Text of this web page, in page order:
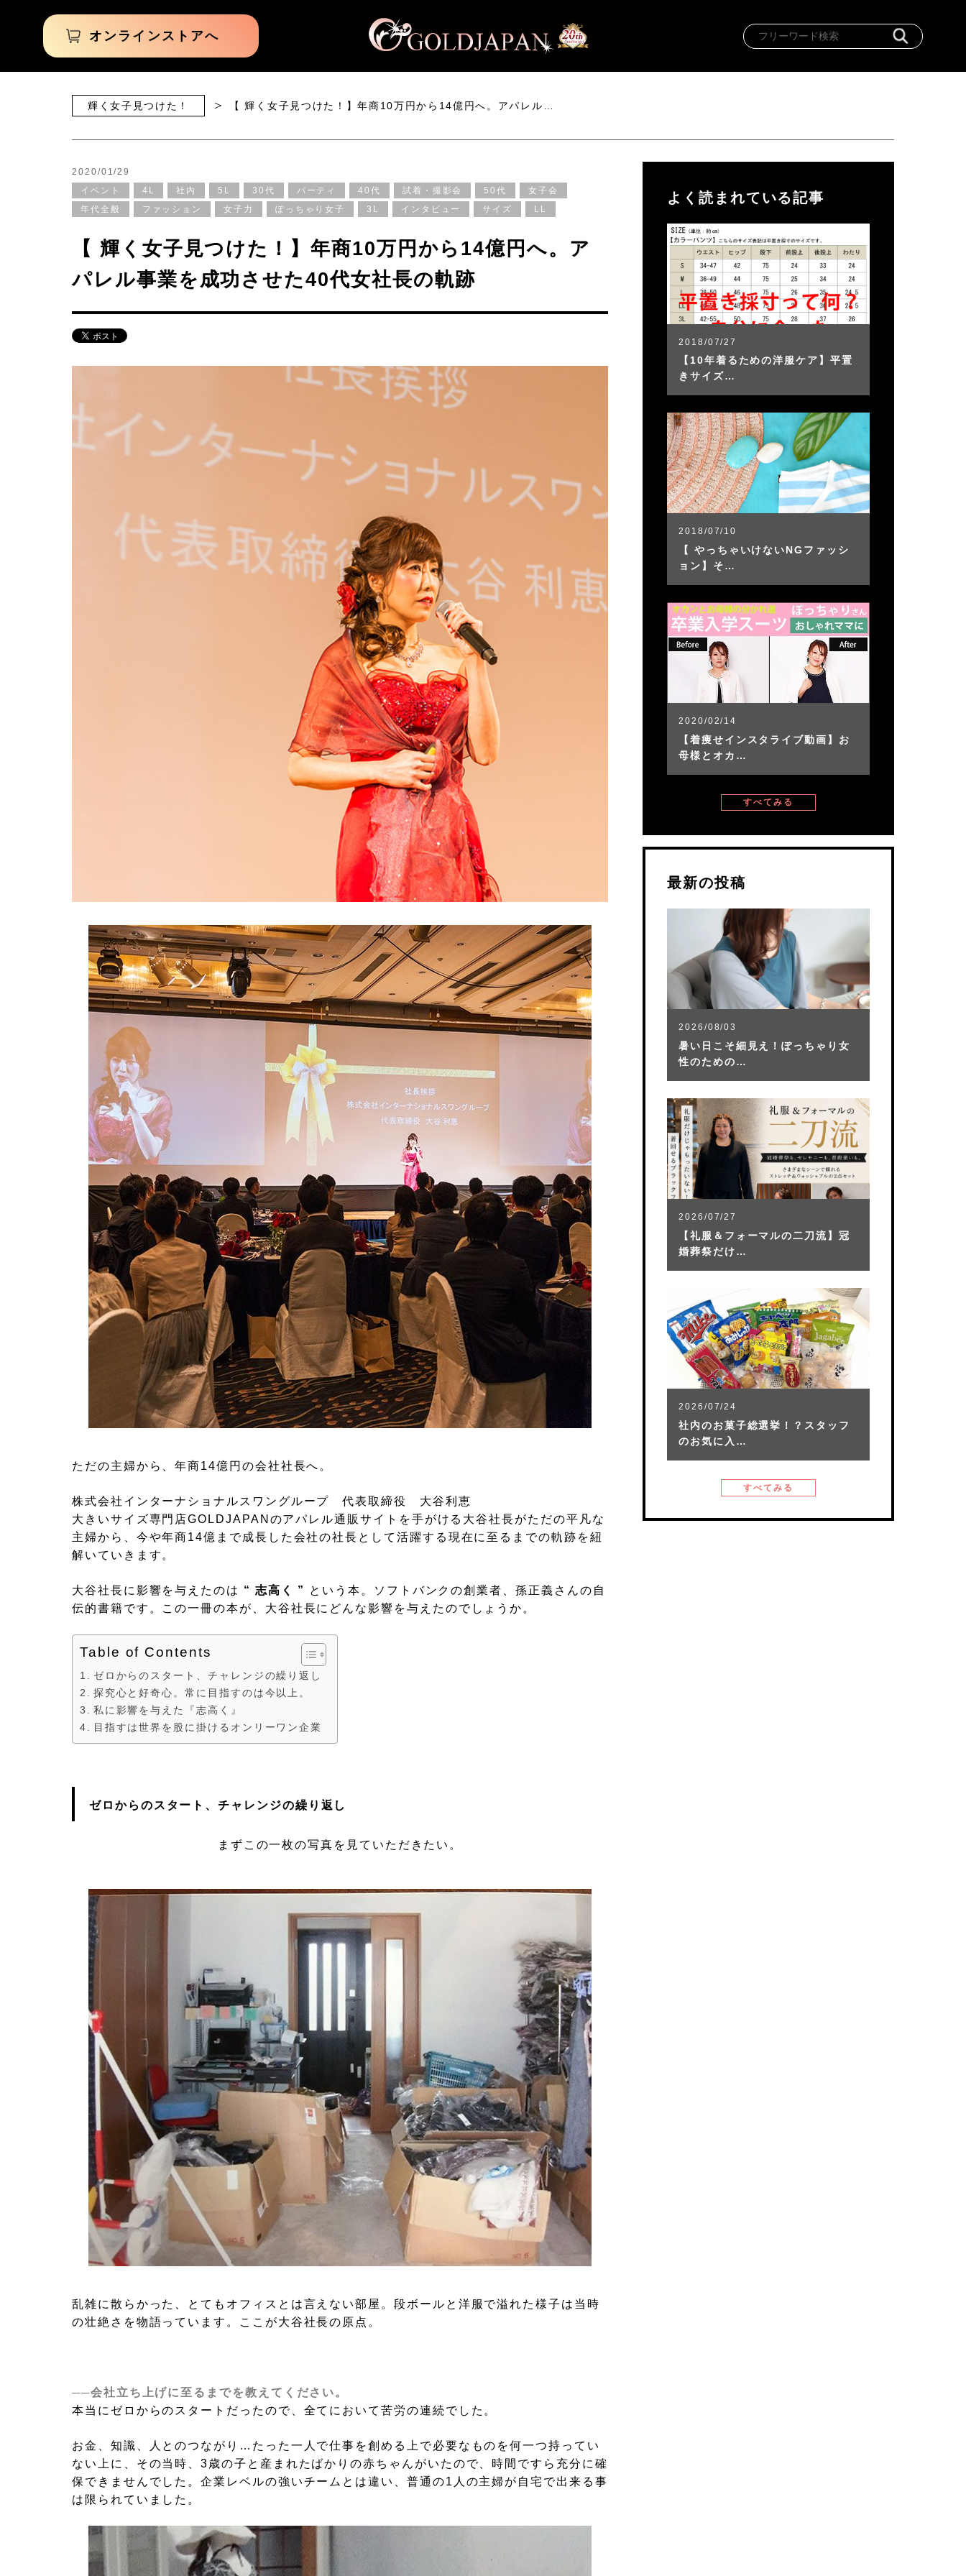
オンラインストアへ
輝く女子見つけた！ 【 輝く女子見つけた！】年商10万円から14億円へ。アパレル…
2020/01/29
イベント
4L 社内 5L 30代 パーティ 40代 試着・撮影会 50代
女子会
年代全般
ファッション 女子力 ぽっちゃり女子 3L インタビュー サイズ LL
【 輝く女子見つけた！】年商10万円から14億円へ。ア
パレル事業を成功させた40代女社長の軌跡
ただの主婦から、年商14億円の会社社長へ。
株式会社インターナショナルスワングループ 代表取締役 大谷利恵
大きいサイズ専門店GOLDJAPANのアパレル通販サイトを手がける大谷社長がただの平凡な
主婦から、今や年商14億まで成長した会社の社長として活躍する現在に至るまでの軌跡を紐
解いていきます。
大谷社長に影響を与えたのは “ 志高く ”
という本。ソフトバンクの創業者、孫正義さんの自
伝的書籍です。この一冊の本が、大谷社長にどんな影響を与えたのでしょうか。
Table of Contents
ゼロからのスタート、チャレンジの繰り返し
探究心と好奇心。常に目指すのは今以上。
私に影響を与えた『志高く』
目指すは世界を股に掛けるオンリーワン企業
ゼロからのスタート、チャレンジの繰り返し
まずこの一枚の写真を見ていただきたい。
乱雑に散らかった、とてもオフィスとは言えない部屋。段ボールと洋服で溢れた様子は当時
の壮絶さを物語っています。ここが大谷社長の原点。
──会社立ち上げに至るまでを教えてください。
本当にゼロからのスタートだったので、全てにおいて苦労の連続でした。
お金、知識、人とのつながり…たった一人で仕事を創める上で必要なものを何一つ持ってい
ない上に、その当時、3歳の子と産まれたばかりの赤ちゃんがいたので、時間ですら充分に確
保できませんでした。企業レベルの強いチームとは違い、普通の1人の主婦が自宅で出来る事
は限られていました。
よく読まれている記事
2018/07/27
【10年着るための洋服ケア】平置
きサイズ…
2018/07/10
【 やっちゃいけないNGファッシ
ョン】そ…
2020/02/14
【着痩せインスタライブ動画】お
母様とオカ…
すべてみる
最新の投稿
2026/08/03
暑い日こそ細見え！ぽっちゃり女
性のための…
2026/07/27
【礼服＆フォーマルの二刀流】冠
婚葬祭だけ…
2026/07/24
社内のお菓子総選挙！？スタッフ
のお気に入…
すべてみる